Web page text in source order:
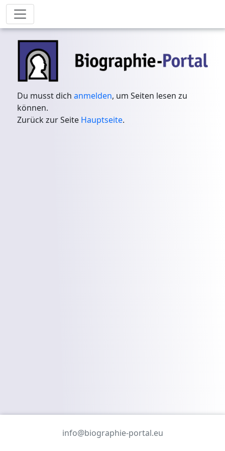
Du musst dichanmelden, um Seiten lesen zu
können.
Zurück zur Seite Hauptseite.
info@biographie-portal.eu